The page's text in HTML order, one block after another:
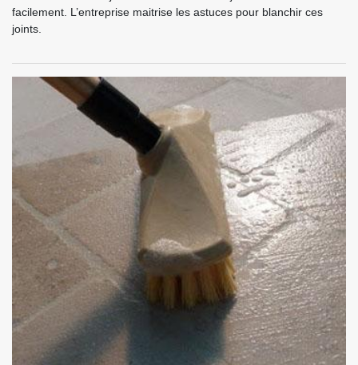
facilement. L’entreprise maitrise les astuces pour blanchir ces
joints.